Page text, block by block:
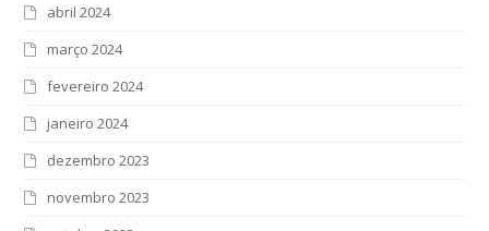
abril 2024
março 2024
fevereiro 2024
janeiro 2024
dezembro 2023
novembro 2023